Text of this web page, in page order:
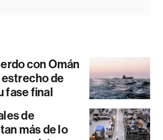
con Omán
de
fase final
de
más de lo